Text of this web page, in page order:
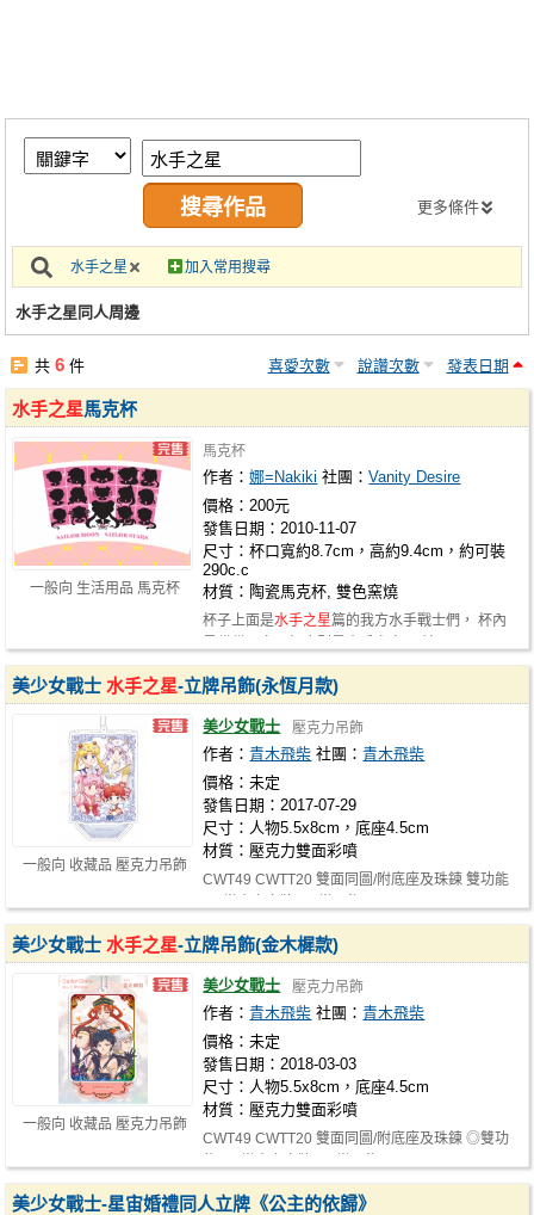
繪圖藝廊
交流中心
攤位轉讓區
會員功能選單
註冊會員
更多條件
水手之星 加入常用搜尋
水手之星同人周邊
共6 件 喜愛次數 說讚次數 發表日期
一般向 生活用品 馬克杯
水手之星馬克杯
馬克杯
作者：娜=Nakiki 社團：Vanity Desire
價格：200元
發售日期：2010-11-07
尺寸：杯口寬約8.7cm，高約9.4cm，約可裝
290c.c
材質：陶瓷馬克杯, 雙色窯燒
杯子上面是水手之星篇的我方水手戰士們， 杯內
一般向 收藏品 壓克力吊飾
美少女戰士 水手之星-立牌吊飾(永恆月款)
美少女戰士 壓克力吊飾
作者：青木飛柴 社團：青木飛柴
價格：未定
發售日期：2017-07-29
尺寸：人物5.5x8cm，底座4.5cm
材質：壓克力雙面彩噴
CWT49 CWTT20 雙面同圖/附底座及珠鍊 雙功能
一般向 收藏品 壓克力吊飾
美少女戰士 水手之星-立牌吊飾(金木樨款)
美少女戰士 壓克力吊飾
作者：青木飛柴 社團：青木飛柴
價格：未定
發售日期：2018-03-03
尺寸：人物5.5x8cm，底座4.5cm
材質：壓克力雙面彩噴
CWT49 CWTT20 雙面同圖/附底座及珠鍊 ◎雙功
美少女戰士-星宙婚禮同人立牌《公主的依歸》